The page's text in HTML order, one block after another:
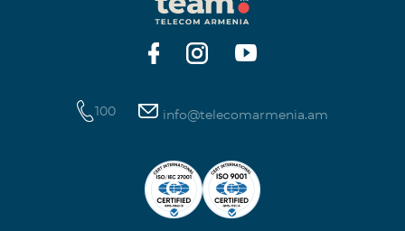
Контроллер Aqara Hub M3 Освещение — 3 зоны
100 info@telecomarmenia.am